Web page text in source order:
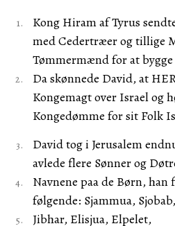
Kong Hiram af Tyrus
med Cedertræer og tillige
Tømmermænd for at
Da skønnede David, at
Kongemagt over Israel og
Kongedømme for sit Folk
David tog i Jerusalem
avlede flere Sønner og
Navnene paa de Børn, han
følgende: Sjammua,
Jibhar, Elisjua, Elpelet,